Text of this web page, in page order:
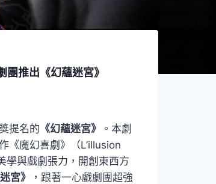
推出《幻蘊迷宮》
提名的 《幻蘊迷宮》
。本劇
《魔幻喜劇》（L’illusion
學與戲劇張力，開創東西方
宮》
，跟著一心戲劇團超強